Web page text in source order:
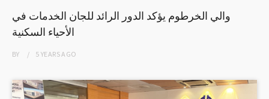
والي الخرطوم يؤكد الدور الرائد للجان الخدمات في
الأحياء السكنية
BY 5 YEARSAGO